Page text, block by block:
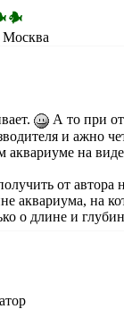
Москва
А то при
и ажно
аквариуме на
от автора
аквариума, на
о длине и